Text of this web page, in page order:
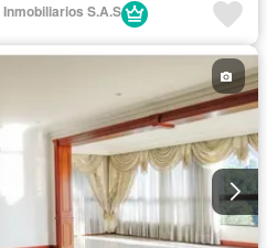
S.A.S